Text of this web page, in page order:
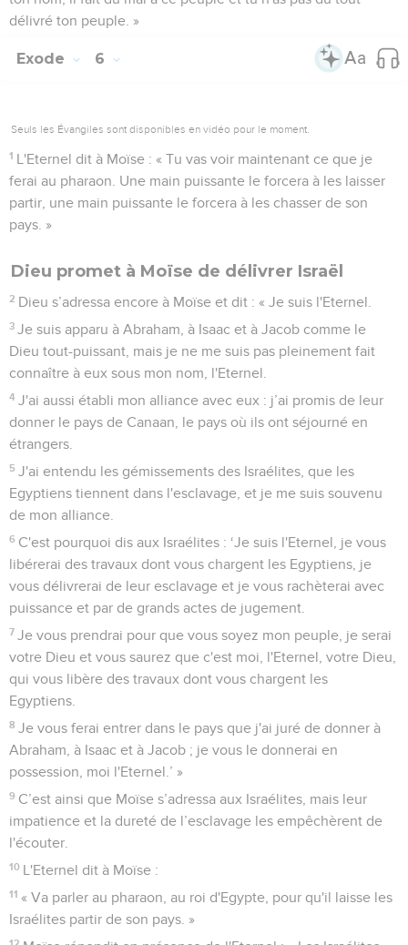
Aaron qui les attendaient.
n’éprouvent que dégoût pour nous, vous avez mis une épée
dans leurs mains pour nous massacrer. »
22 Moïse retourna vers l'Eternel et dit : « Seigneur, pourquoi
as-tu fait du mal à ce peuple ? Est-ce pour cela que tu m'as
envoyé ?
ton nom, il fait du mal à ce peuple et tu n'as pas du tout
délivré ton peuple. »
Exode 6
Seuls les Évangiles sont disponibles en vidéo pour le moment.
1
L'Eternel dit à Moïse : « Tu vas voir maintenant ce que je
ferai au pharaon. Une main puissante le forcera à les laisser
partir, une main puissante le forcera à les chasser de son
pays. »
Dieu promet à Moïse de délivrer Israël
Dieu s’adressa encore à Moïse et dit : « Je suis l'Eternel.
Je suis apparu à Abraham, à Isaac et à Jacob comme le
Dieu tout-puissant, mais je ne me suis pas pleinement fait
connaître à eux sous mon nom, l'Eternel.
J'ai aussi établi mon alliance avec eux : j’ai promis de leur
donner le pays de Canaan, le pays où ils ont séjourné en
étrangers.
5 J'ai entendu les gémissements des Israélites, que les
Egyptiens tiennent dans l'esclavage, et je me suis souvenu
de mon alliance.
C'est pourquoi dis aux Israélites : ‘Je suis l'Eternel, je vous
libérerai des travaux dont vous chargent les Egyptiens, je
vous délivrerai de leur esclavage et je vous rachèterai avec
Je vous prendrai pour que vous soyez mon peuple, je serai
votre Dieu et vous saurez que c'est moi, l'Eternel, votre Dieu,